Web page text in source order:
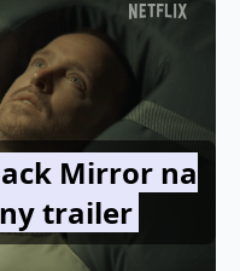
Mirror na
trailer